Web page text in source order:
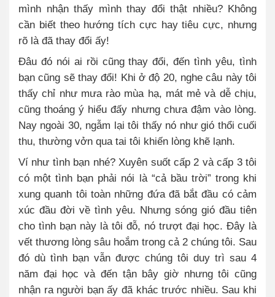
mình nhận thấy mình thay đổi thật nhiều? Không
cần biết theo hướng tích cực hay tiêu cực, nhưng
rõ là đã thay đổi ấy!
Đâu đó nói ai rồi cũng thay đổi, đến tình yêu, tình
bạn cũng sẽ thay đổi! Khi ở độ 20, nghe câu này tôi
thấy chỉ như mưa rào mùa hạ, mát mẻ và dễ chịu,
cũng thoáng ý hiểu đấy nhưng chưa đậm vào lòng.
Nay ngoài 30, ngẫm lại tôi thấy nó như gió thổi cuối
thu, thường vởn qua tai tôi khiến lòng khẽ lạnh.
Ví như tình bạn nhé? Xuyên suốt cấp 2 và cấp 3 tôi
có một tình bạn phải nói là “cả bầu trời” trong khi
xung quanh tôi toàn những đứa đã bắt đầu có cảm
xúc đầu đời về tình yêu. Nhưng sóng gió đầu tiên
cho tình bạn này là tôi đỗ, nó trượt đại học. Đây là
vết thương lòng sâu hoắm trong cả 2 chúng tôi. Sau
đó dù tình bạn vẫn được chúng tôi duy trì sau 4
năm đại học và đến tận bây giờ nhưng tôi cũng
nhận ra người bạn ấy đã khác trước nhiều. Sau khi